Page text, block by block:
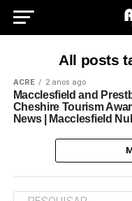
All posts
ACRE 2 anos ago
Macclesfield and
Cheshire Tourism
News | Macclesfield